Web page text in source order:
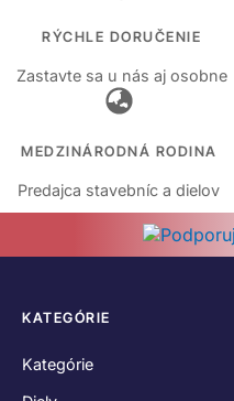
RÝCHLE DORUČENIE
Zastavte sa u nás aj osobne
MEDZINÁRODNÁ RODINA
Predajca stavebníc a dielov
KATEGÓRIE
Kategórie